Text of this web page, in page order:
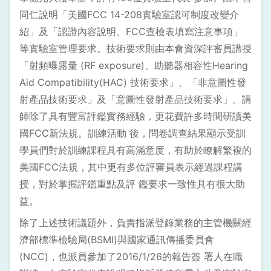
同仁說明「美國FCC 14-208實驗室認可制度改變介
紹」及「認證內容說明、FCC查檢表填寫注意事項」
等實驗室管理要求。技術要求則由本會資深評審員講授
「射頻曝露量 (RF exposure)、助聽器相容性Hearing
Aid Compatibility(HAC) 技術要求」、「非意圖性發
射產品技術要求」及「意圖性發射產品技術要求」。講
師除了具有豐富評鑑實務經驗，更花費許多時間研讀美
國FCC新法規。訓練活動 後，問卷調查結果顯示受訓
學員們對於訓練課程具有高滿意度，有助於瞭解繁複的
美國FCC法規，其中更有多位評審員表示經過課程講
授，對於掌握評鑑重點及評 鑑要求一致性具有很大助
益。
除了上述技術議題外，負責指派登錄業務的主管機關經
濟部標準檢驗局(BSMI)與國家通訊傳播委員會
(NCC)，也派員參加了2016/1/26的報告簽 署人在職